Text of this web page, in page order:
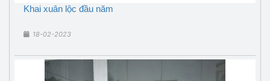
Khai xuân lộc đầu năm
18-02-2023